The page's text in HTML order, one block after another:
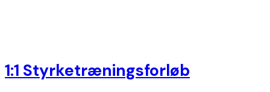
1:1 Styrketræningsforløb